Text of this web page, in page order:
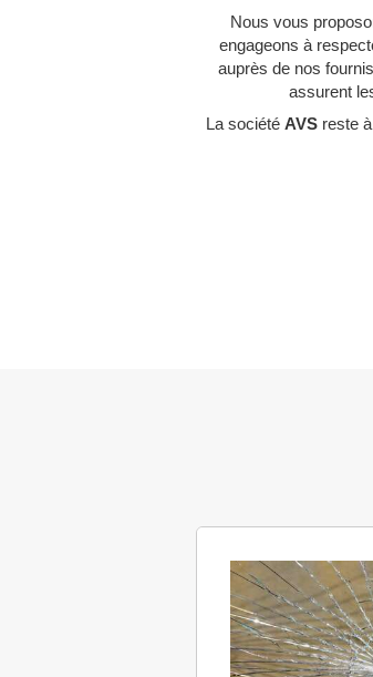
Nous vous
engageons à
auprès de nos
assurent
La société AVS reste